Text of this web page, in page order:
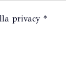
privacy *